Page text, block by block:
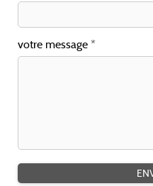
votre message